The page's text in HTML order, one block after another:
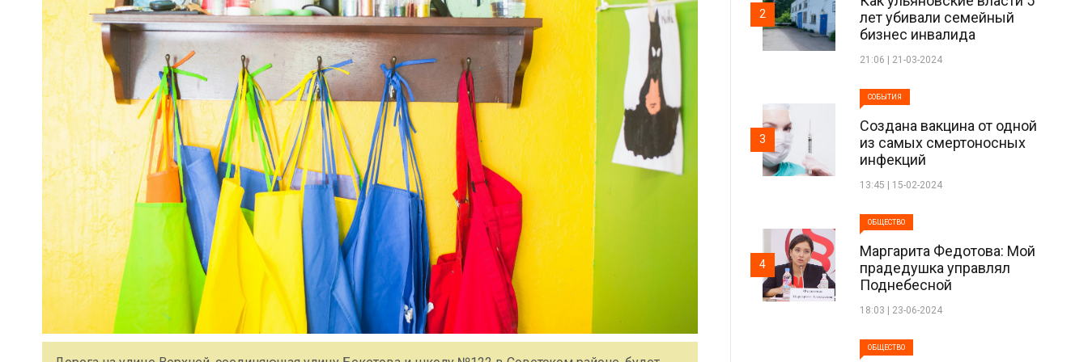
лет убивали семейный
бизнес инвалида
21:06 | 21-03-2024
2
СОБЫТИЯ
Создана вакцина от одной
из самых смертоносных
инфекций
13:45 | 15-02-2024
3
ОБЩЕСТВО
Маргарита Федотова: Мой
прадедушка управлял
Поднебесной
18:03 | 23-06-2024
4
ОБЩЕСТВО